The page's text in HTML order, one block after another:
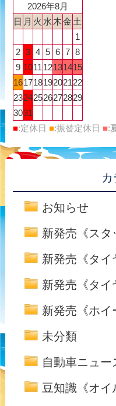
2026年8月
日 月 火 水 木金 土
1
2 3 4 5 6 7 8
9 1011 12131415
16171819202122
23242526272829
3031
■:定休日 ■:振替定休日 ■:
お知らせ
新発売《スタ
新発売《タイ
新発売《タイ
新発売《ホイ
未分類
自動車ニュー
豆知識《オイ